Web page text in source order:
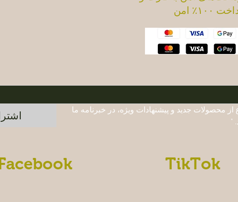
۱۰۰٪ امن
*
TikTok